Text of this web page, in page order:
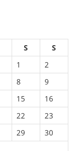
S
S
1
2
8
9
15
16
22
23
29
30